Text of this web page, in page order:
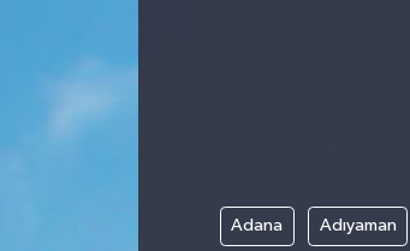
Adana Adıyaman
PROJELER İNGİLİZCE